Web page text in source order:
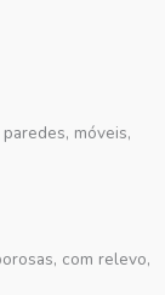
móveis,
com relevo,